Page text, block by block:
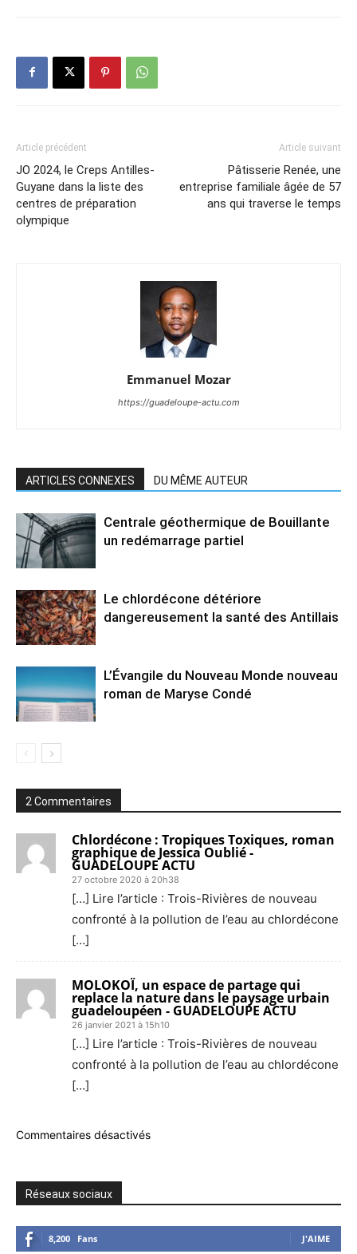
Article précédent
JO 2024, le Creps Antilles-
Guyane dans la liste des
centres de préparation
olympique
Article suivant
Pâtisserie Renée, une
entreprise familiale âgée de 57
ans qui traverse le temps
Emmanuel Mozar
https://guadeloupe-actu.com
ARTICLES CONNEXES DU MÊME AUTEUR
Centrale géothermique de Bouillante
un redémarrage partiel
Le chlordécone détériore
dangereusement la santé des Antillais
L’Évangile du Nouveau Monde nouveau
roman de Maryse Condé
2 Commentaires
Chlordécone : Tropiques Toxiques, roman
graphique de Jessica Oublié -
GUADELOUPE ACTU
27 octobre 2020 à 20h38
[…] Lire l’article : Trois-Rivières de nouveau
confronté à la pollution de l’eau au chlordécone
[…]
MOLOKOÏ, un espace de partage qui
replace la nature dans le paysage urbain
guadeloupéen - GUADELOUPE ACTU
26 janvier 2021 à 15h10
[…] Lire l’article : Trois-Rivières de nouveau
confronté à la pollution de l’eau au chlordécone
[…]
Commentaires désactivés
Réseaux sociaux
8,200 Fans J'AIME